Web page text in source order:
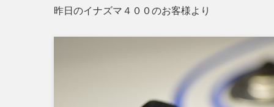
昨日のイナズマ４００のお客様より